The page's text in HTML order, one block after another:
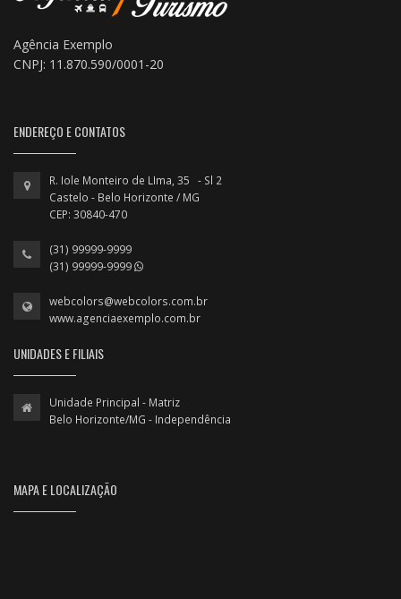
Agência Exemplo
CNPJ: 11.870.590/0001-20
ENDEREÇO E CONTATOS
R. Iole Monteiro de LIma, 35 - Sl 2
Castelo - Belo Horizonte / MG
CEP: 30840-470
(31) 99999-9999
(31) 99999-9999
webcolors@webcolors.com.br
www.agenciaexemplo.com.br
UNIDADES E FILIAIS
Unidade Principal - Matriz
Belo Horizonte/MG - Independência
MAPA E LOCALIZAÇÃO